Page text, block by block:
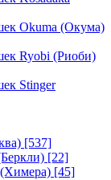
Okuma (Окума)
Ryobi (Риоби)
Stinger
[537]
[22]
[45]